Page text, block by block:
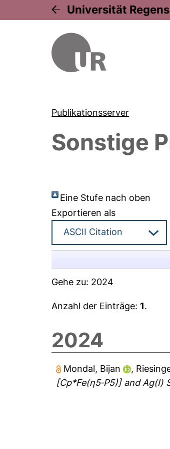
Universität
Publikationsserver
Sonstige
Eine Stufe nach oben
Exportieren als
Gehe zu: 2024
Anzahl der Einträge:1.
2024
Mondal, Bijan ,
[Cp*Fe(η5‐P5)] and Ag(I)